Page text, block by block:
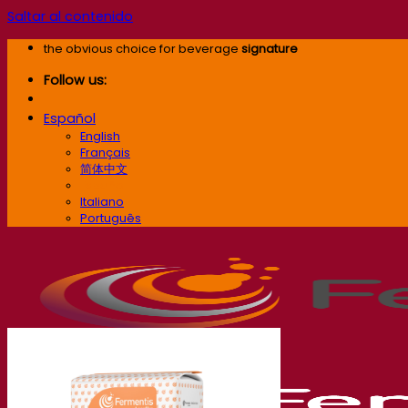
Saltar al contenido
the obvious choice for beverage signature
Follow us:
Español
English
Français
简体中文
Italiano
Português